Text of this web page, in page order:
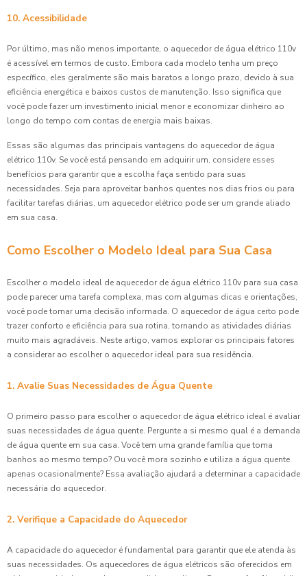
10. Acessibilidade
Por último, mas não menos importante, o aquecedor de água elétrico 110v
é acessível em termos de custo. Embora cada modelo tenha um preço
específico, eles geralmente são mais baratos a longo prazo, devido à sua
eficiência energética e baixos custos de manutenção. Isso significa que
você pode fazer um investimento inicial menor e economizar dinheiro ao
longo do tempo com contas de energia mais baixas.
Essas são algumas das principais vantagens do aquecedor de água
elétrico 110v. Se você está pensando em adquirir um, considere esses
benefícios para garantir que a escolha faça sentido para suas
necessidades. Seja para aproveitar banhos quentes nos dias frios ou para
facilitar tarefas diárias, um aquecedor elétrico pode ser um grande aliado
em sua casa.
Como Escolher o Modelo Ideal para Sua Casa
Escolher o modelo ideal de aquecedor de água elétrico 110v para sua casa
pode parecer uma tarefa complexa, mas com algumas dicas e orientações,
você pode tomar uma decisão informada. O aquecedor de água certo pode
trazer conforto e eficiência para sua rotina, tornando as atividades diárias
muito mais agradáveis. Neste artigo, vamos explorar os principais fatores
a considerar ao escolher o aquecedor ideal para sua residência.
1. Avalie Suas Necessidades de Água Quente
O primeiro passo para escolher o aquecedor de água elétrico ideal é avaliar
suas necessidades de água quente. Pergunte a si mesmo qual é a demanda
de água quente em sua casa. Você tem uma grande família que toma
banhos ao mesmo tempo? Ou você mora sozinho e utiliza a água quente
apenas ocasionalmente? Essa avaliação ajudará a determinar a capacidade
necessária do aquecedor.
2. Verifique a Capacidade do Aquecedor
A capacidade do aquecedor é fundamental para garantir que ele atenda às
suas necessidades. Os aquecedores de água elétricos são oferecidos em